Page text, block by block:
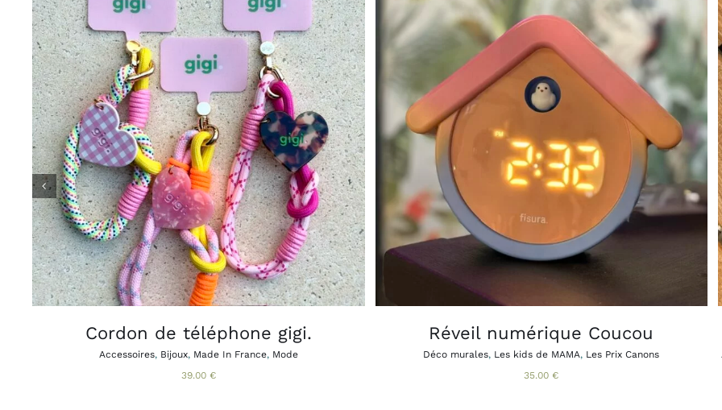
CHOIX DES OPTIONS CE
PRODUIT
A
PLUSIEURS
VARIATIONS.
LES
OPTIONS
PEUVENT
ÊTRE
CHOISIES
SUR
LA
PAGE
DU
PRODUIT
/ APERÇU
Cordon de téléphone gigi.
Accessoires, Bijoux, Made In France, Mode
39.00 €
AJOUTER AU PANIER / APERÇU
Réveil numérique Coucou
Déco murales, Les kids de MAMA, Les Prix Canons
35.00 €